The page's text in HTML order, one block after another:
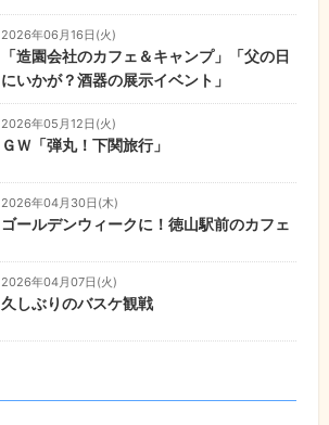
2026年06月16日(火)
「造園会社のカフェ＆キャンプ」「父の日
にいかが？酒器の展示イベント」
2026年05月12日(火)
ＧＷ「弾丸！下関旅行」
2026年04月30日(木)
ゴールデンウィークに！徳山駅前のカフェ
2026年04月07日(火)
久しぶりのバスケ観戦